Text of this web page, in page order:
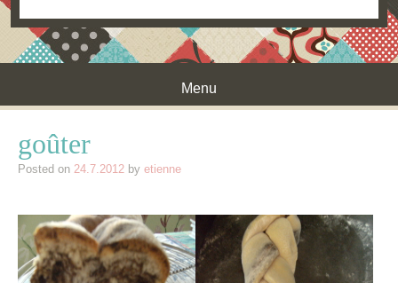
Menu
goûter
Posted on 24.7.2012 by etienne